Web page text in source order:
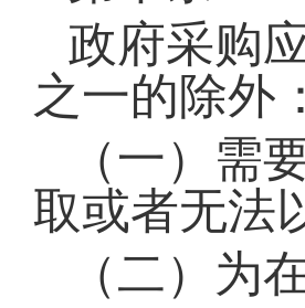
政府采购
之一的除外：
（一）需
取或者无法
（二）为